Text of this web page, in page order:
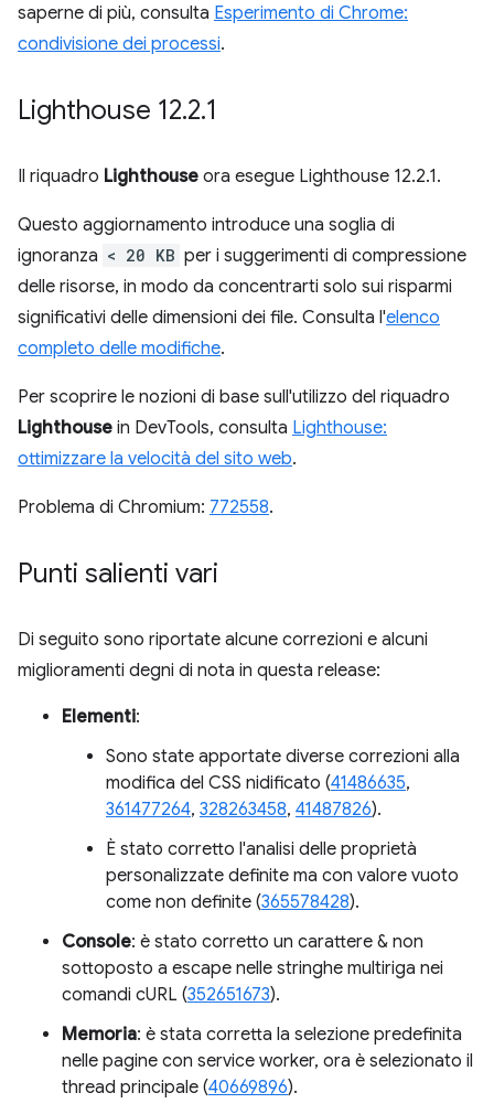
saperne di più, consulta Esperimento di Chrome:
condivisione dei processi.
Lighthouse 12.2.1
Il riquadro Lighthouse ora esegue Lighthouse 12.2.1.
Questo aggiornamento introduce una soglia di
ignoranza < 20 KB per i suggerimenti di compressione
delle risorse, in modo da concentrarti solo sui risparmi
significativi delle dimensioni dei file. Consulta l'elenco
completo delle modifiche.
Per scoprire le nozioni di base sull'utilizzo del riquadro
Lighthouse in DevTools, consulta Lighthouse:
ottimizzare la velocità del sito web.
Problema di Chromium: 772558.
Punti salienti vari
Di seguito sono riportate alcune correzioni e alcuni
miglioramenti degni di nota in questa release:
Elementi:
Sono state apportate diverse correzioni alla
modifica del CSS nidificato (41486635,
361477264, 328263458, 41487826).
È stato corretto l'analisi delle proprietà
personalizzate definite ma con valore vuoto
come non definite (365578428).
Console: è stato corretto un carattere & non
sottoposto a escape nelle stringhe multiriga nei
comandi cURL (352651673).
Memoria: è stata corretta la selezione predefinita
nelle pagine con service worker, ora è selezionato il
thread principale (40669896).